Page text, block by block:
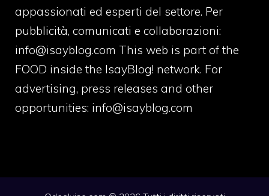
appassionati ed esperti del settore. Per
pubblicità, comunicati e collaborazioni:
info@isayblog.com This web is part of the
FOOD inside the IsayBlog! network. For
advertising, press releases and other
opportunities: info@isayblog.com